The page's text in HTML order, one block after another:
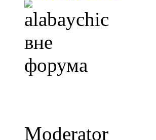
Moderator